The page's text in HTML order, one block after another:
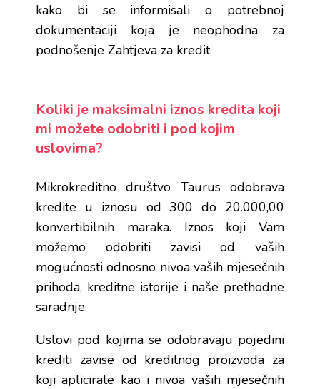
kako bi se informisali o potrebnoj
dokumentaciji koja je neophodna za
podnošenje Zahtjeva za kredit.
Koliki je maksimalni iznos kredita koji
mi možete odobriti i pod kojim
uslovima?
Mikrokreditno društvo Taurus odobrava
kredite u iznosu od 300 do 20.000,00
konvertibilnih maraka. Iznos koji Vam
možemo odobriti zavisi od vaših
mogućnosti odnosno nivoa vaših mjesečnih
prihoda, kreditne istorije i naše prethodne
saradnje.
Uslovi pod kojima se odobravaju pojedini
krediti zavise od kreditnog proizvoda za
koji aplicirate kao i nivoa vaših mjesečnih